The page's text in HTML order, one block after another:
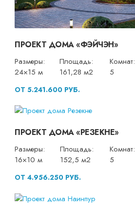
ПРОЕКТ ДОМА «ФЭЙЧЭН»
Размеры:
24×15 м
Площадь:
161,28 м2
Комнат:
5
ОТ 5.241.600 РУБ.
ПРОЕКТ ДОМА «РЕЗЕКНЕ»
Размеры:
16×10 м
Площадь:
152,5 м2
Комнат:
5
ОТ 4.956.250 РУБ.